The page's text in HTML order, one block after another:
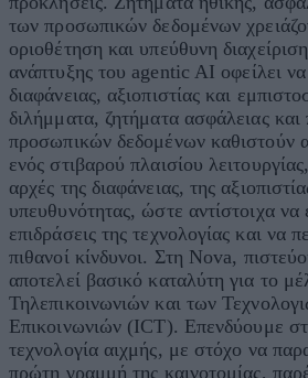
των προσωπικών δεδομένων
οριοθέτηση και υπεύθυνη
ανάπτυξης του agentic AI οφείλει
διαφάνειας, αξιοπιστίας και
διλήμματα, ζητήματα ασφάλειας
προσωπικών δεδομένων καθιστούν
ενός στιβαρού πλαισίου
αρχές της διαφάνειας, της
υπευθυνότητας, ώστε αντίστοιχα να
επιδράσεις της τεχνολογίας και να
πιθανοί κίνδυνοι. Στη Nova,
αποτελεί βασικό καταλύτη για το
Τηλεπικοινωνιών και των
Επικοινωνιών (ICT). Επενδύουμε
τεχνολογία αιχμής, με στόχο να
πρώτη γραμμή της καινοτομίας,